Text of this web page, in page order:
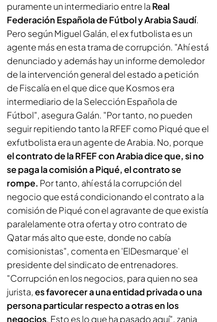
puramente un intermediario entre la Real
Federación Española de Fútbol y Arabia Saudí.
Pero según Miguel Galán, el ex futbolista es un
agente más en esta trama de corrupción. "Ahí está
denunciado y además hay un informe demoledor
de la intervención general del estado a petición
de Fiscalía en el que dice que Kosmos era
intermediario de la Selección Española de
Fútbol", asegura Galán. "Por tanto, no pueden
seguir repitiendo tanto la RFEF como Piqué que el
exfutbolista era un agente de Arabia. No, porque
el contrato de la RFEF con Arabia dice que, si no
se paga la comisión a Piqué, el contrato se
rompe. Por tanto, ahí está la corrupción del
negocio que está condicionando el contrato a la
comisión de Piqué con el agravante de que existía
paralelamente otra oferta y otro contrato de
Qatar más alto que este, donde no cabía
comisionistas", comenta en 'ElDesmarque' el
presidente del sindicato de entrenadores.
"Corrupción en los negocios, para quien no sea
jurista, es favorecer a una entidad privada o una
persona particular respecto a otras en los
negocios. Esto es lo que ha pasado aquí", zanja